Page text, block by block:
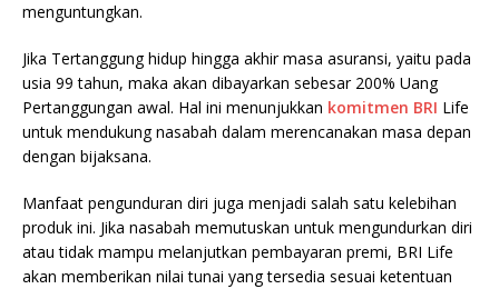
menguntungkan.
Jika Tertanggung hidup hingga akhir masa asuransi, yaitu pada
usia 99 tahun, maka akan dibayarkan sebesar 200% Uang
Pertanggungan awal. Hal ini menunjukkan komitmen BRI Life
untuk mendukung nasabah dalam merencanakan masa depan
dengan bijaksana.
Manfaat pengunduran diri juga menjadi salah satu kelebihan
produk ini. Jika nasabah memutuskan untuk mengundurkan diri
atau tidak mampu melanjutkan pembayaran premi, BRI Life
akan memberikan nilai tunai yang tersedia sesuai ketentuan